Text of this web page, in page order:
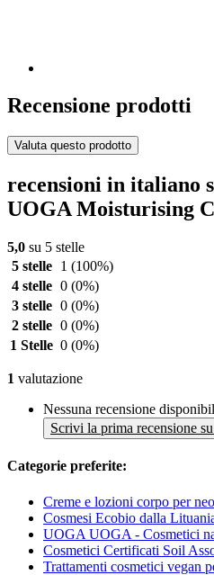
Recensione prodotti
Valuta questo prodotto
recensioni in italiano
UOGA Moisturising
5,0 su 5 stelle
5 stelle
1 (100%)
4 stelle 0 (0%)
3 stelle 0 (0%)
2 stelle 0 (0%)
1 Stelle 0 (0%)
1 valutazione
Nessuna recensione
Scrivi la prima recensione
Categorie preferite:
Creme e lozioni corpo per
Cosmesi Ecobio dalla
UOGA UOGA - Cosmetici
Cosmetici Certificati Soil
Trattamenti cosmetici vegan